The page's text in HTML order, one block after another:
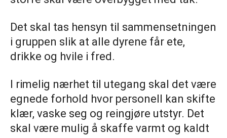
Det skal tas hensyn til sammensetningen
i gruppen slik at alle dyrene får ete,
drikke og hvile i fred.
I rimelig nærhet til utegang skal det være
egnede forhold hvor personell kan skifte
klær, vaske seg og reingjøre utstyr. Det
skal være mulig å skaffe varmt og kaldt